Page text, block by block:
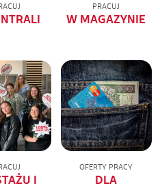
PRACUJ
W MAGAZYNIE
I
OFERTY PRACY
DLA